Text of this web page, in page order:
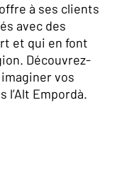
à ses clients
avec des
et qui en font
Découvrez-
vos
l’Alt Empordà.